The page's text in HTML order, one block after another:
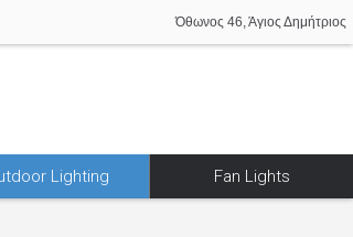
Όθωνος 46, Άγιος Δημήτριος
Lighting Fan Lights